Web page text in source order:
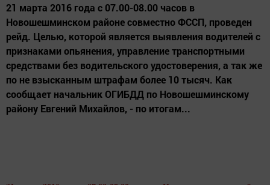
21 марта 2016 года с 07.00-08.00 часов в
Новошешминском районе совместно ФССП, проведен
рейд. Целью, которой является выявления водителей с
признаками опьянения, управление транспортными
средствами без водительского удостоверения, а так же
по не взысканным штрафам более 10 тысяч. Как
сообщает начальник ОГИБДД по Новошешминскому
району Евгений Михайлов, - по итогам...